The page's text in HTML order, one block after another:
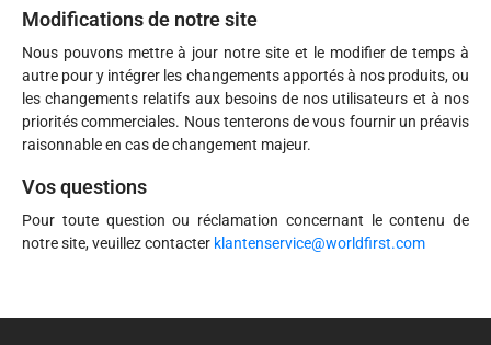
Modifications de notre site
Nous pouvons mettre à jour notre site et le modifier de temps à
autre pour y intégrer les changements apportés à nos produits, ou
les changements relatifs aux besoins de nos utilisateurs et à nos
priorités commerciales. Nous tenterons de vous fournir un préavis
raisonnable en cas de changement majeur.
Vos questions
Pour toute question ou réclamation concernant le contenu de
notre site, veuillez contacter klantenservice@worldfirst.com